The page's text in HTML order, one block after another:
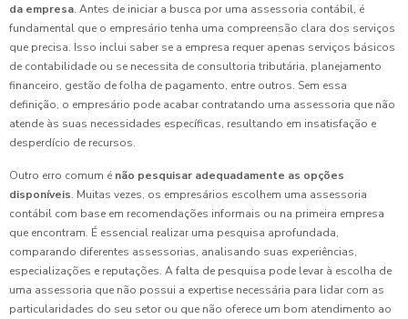
da empresa. Antes de iniciar a busca por uma assessoria contábil, é
fundamental que o empresário tenha uma compreensão clara dos serviços
que precisa. Isso inclui saber se a empresa requer apenas serviços básicos
de contabilidade ou se necessita de consultoria tributária, planejamento
financeiro, gestão de folha de pagamento, entre outros. Sem essa
definição, o empresário pode acabar contratando uma assessoria que não
atende às suas necessidades específicas, resultando em insatisfação e
desperdício de recursos.
Outro erro comum é não pesquisar adequadamente as opções
disponíveis. Muitas vezes, os empresários escolhem uma assessoria
contábil com base em recomendações informais ou na primeira empresa
que encontram. É essencial realizar uma pesquisa aprofundada,
comparando diferentes assessorias, analisando suas experiências,
especializações e reputações. A falta de pesquisa pode levar à escolha de
uma assessoria que não possui a expertise necessária para lidar com as
particularidades do seu setor ou que não oferece um bom atendimento ao